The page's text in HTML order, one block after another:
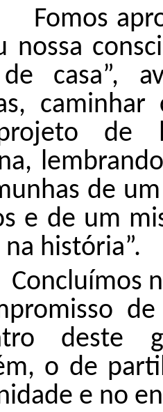
nossa
casa”,
caminhar
de
de
e de um
história”.
deste
o de
e no